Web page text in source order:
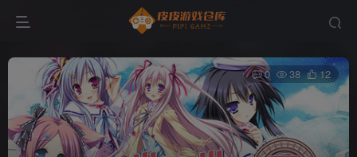
0 38 12